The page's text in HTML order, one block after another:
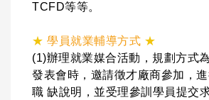
TCFD等等。
★ 學員就業輔導方式 ★
(1)辦理就業媒合活動，規劃方式
發表會時，邀請徵才廠商參加，
職 缺說明，並受理參訓學員提交